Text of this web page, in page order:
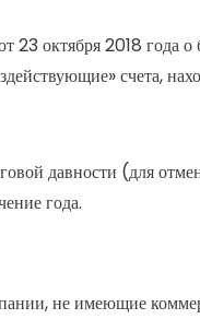
октября 2018 года о
счета,
давности (для
года.
не имеющие